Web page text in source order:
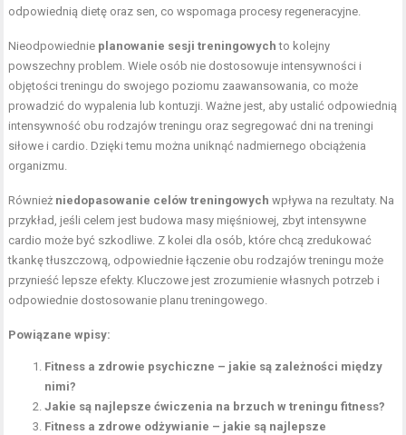
odpowiednią dietę oraz sen, co wspomaga procesy regeneracyjne.
Nieodpowiednie planowanie sesji treningowych to kolejny
powszechny problem. Wiele osób nie dostosowuje intensywności i
objętości treningu do swojego poziomu zaawansowania, co może
prowadzić do wypalenia lub kontuzji. Ważne jest, aby ustalić odpowiednią
intensywność obu rodzajów treningu oraz segregować dni na treningi
siłowe i cardio. Dzięki temu można uniknąć nadmiernego obciążenia
organizmu.
Również niedopasowanie celów treningowych wpływa na rezultaty. Na
przykład, jeśli celem jest budowa masy mięśniowej, zbyt intensywne
cardio może być szkodliwe. Z kolei dla osób, które chcą zredukować
tkankę tłuszczową, odpowiednie łączenie obu rodzajów treningu może
przynieść lepsze efekty. Kluczowe jest zrozumienie własnych potrzeb i
odpowiednie dostosowanie planu treningowego.
Powiązane wpisy:
Fitness a zdrowie psychiczne – jakie są zależności między
nimi?
Jakie są najlepsze ćwiczenia na brzuch w treningu fitness?
Fitness a zdrowe odżywianie – jakie są najlepsze